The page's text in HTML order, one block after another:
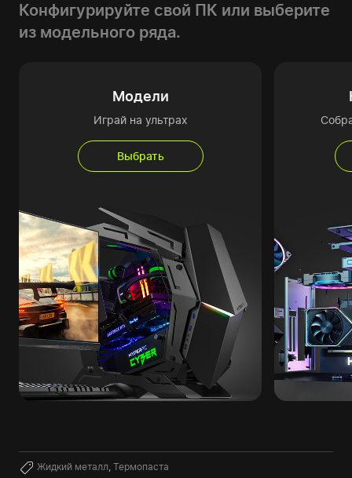
Конфигурируйте свой ПК или выберите
из модельного ряда.
Модели
Играй на ультрах
Выбрать
Жидкий металл, Термопаста